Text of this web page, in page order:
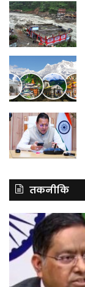
तकनीकि